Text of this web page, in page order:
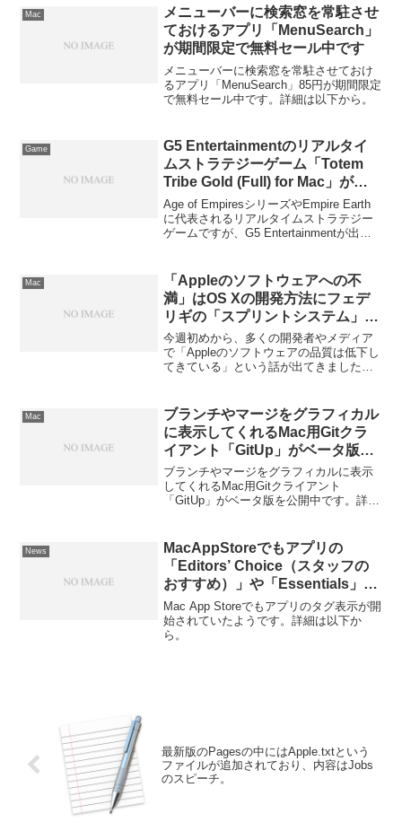
いるので消費電力が抑えられるため、
MacBookのバッテリーの消費も通常より
最大50%抑えられるそうです。詳細は以
下から。
Mac
メニューバーに検索窓を常駐させ
ておけるアプリ「MenuSearch」
が期間限定で無料セール中です
メニューバーに検索窓を常駐させておけ
るアプリ「MenuSearch」85円が期間限定
で無料セール中です。詳細は以下から。
Game
G5 Entertainmentのリアルタイ
ムストラテジーゲーム「Totem
Tribe Gold (Full) for Mac」が無
料セール中
Age of EmpiresシリーズやEmpire Earth
に代表されるリアルタイムストラテジー
ゲームですが、G5 Entertainmentが出掛
す。詳細は以下から。
Mac
「Appleのソフトウェアへの不
満」はOS Xの開発方法にフェデ
リギの「スプリントシステム」が
採用されたからではないか？とい
う匿名の元OS X開発者の書込み
が面白い。
今週初めから、多くの開発者やメディア
で「Appleのソフトウェアの品質は低下し
てきている」という話が出てきました
話題になっています。詳細は以下から。
Mac
ブランチやマージをグラフィカル
に表示してくれるMac用Gitクラ
イアント「GitUp」がベータ版を
公開中。
ブランチやマージをグラフィカルに表示
してくれるMac用Gitクライアント
「GitUp」がベータ版を公開中です。詳細
News
MacAppStoreでもアプリの
「Editors’ Choice（スタッフの
おすすめ）」や「Essentials」の
バッチ表示が開始？
Mac App Storeでもアプリのタグ表示が開
始されていたようです。詳細は以下か
ら。
最新版のPagesの中にはApple.txtという
ファイルが追加されており、内容はJobs
のスピーチ。